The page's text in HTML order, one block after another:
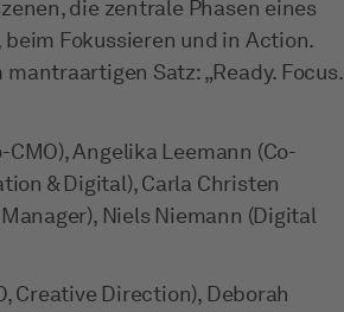
die zentrale Phasen eines
Fokussieren und in Action.
Satz: „Ready. Focus.
Angelika Leemann (Co-
& Digital), Carla Christen
Niels Niemann (Digital
Creative Direction), Deborah